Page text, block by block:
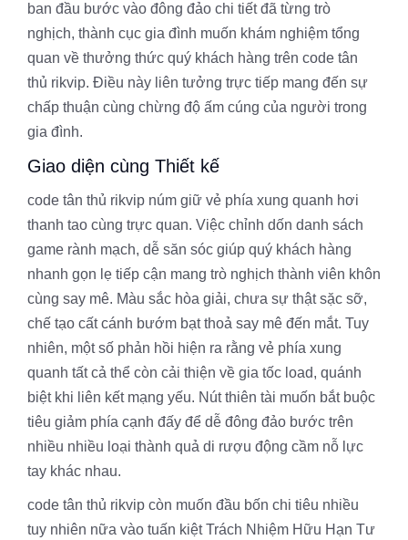
ban đầu bước vào đông đảo chi tiết đã từng trò
nghịch, thành cục gia đình muốn khám nghiệm tổng
quan về thưởng thức quý khách hàng trên code tân
thủ rikvip. Điều này liên tưởng trực tiếp mang đến sự
chấp thuận cùng chừng độ ấm cúng của người trong
gia đình.
Giao diện cùng Thiết kế
code tân thủ rikvip núm giữ vẻ phía xung quanh hơi
thanh tao cùng trực quan. Việc chỉnh dốn danh sách
game rành mạch, dễ săn sóc giúp quý khách hàng
nhanh gọn lẹ tiếp cận mang trò nghịch thành viên khôn
cùng say mê. Màu sắc hòa giải, chưa sự thật sặc sỡ,
chế tạo cất cánh bướm bạt thoả say mê đến mắt. Tuy
nhiên, một số phản hồi hiện ra rằng vẻ phía xung
quanh tất cả thể còn cải thiện về gia tốc load, quánh
biệt khi liên kết mạng yếu. Nút thiên tài muốn bắt buộc
tiêu giảm phía cạnh đấy để dễ đông đảo bước trên
nhiều nhiều loại thành quả di rượu động cầm nỗ lực
tay khác nhau.
code tân thủ rikvip còn muốn đầu bốn chi tiêu nhiều
tuy nhiên nữa vào tuấn kiệt Trách Nhiệm Hữu Hạn Tư